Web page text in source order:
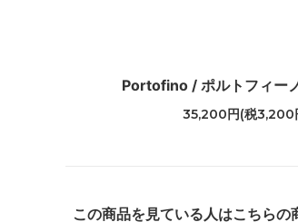
Portofino / ポルトフィー
35,200円(税3,200
この商品を見ている人はこちら